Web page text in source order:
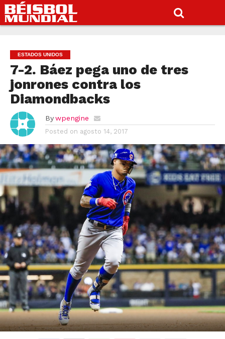
ESTADOS UNIDOS
7-2. Báez pega uno de tres
jonrones contra los
Diamondbacks
By wpengine
Posted on agosto 14, 2017